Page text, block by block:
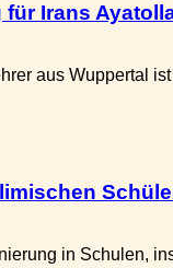
Irans
aus Wuppertal
in Schulen,